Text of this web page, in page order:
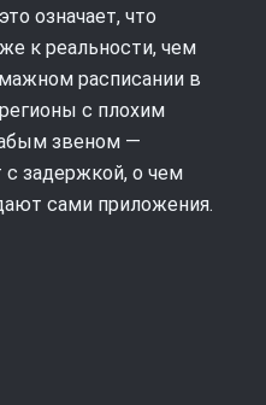
означает, что
к реальности, чем
расписании в
с плохим
звеном —
с задержкой, о чем
сами приложения.